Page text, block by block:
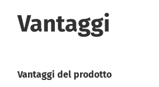
Vantaggi
Vantaggi del prodotto